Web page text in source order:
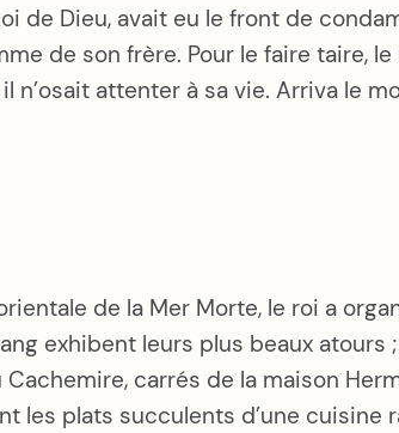
de Dieu, avait eu le front de
de son frère. Pour le faire taire,
attenter à sa vie. Arriva le
de la Mer Morte, le roi a
exhibent leurs plus beaux atours
carrés de la maison
les plats succulents d’une cuisine